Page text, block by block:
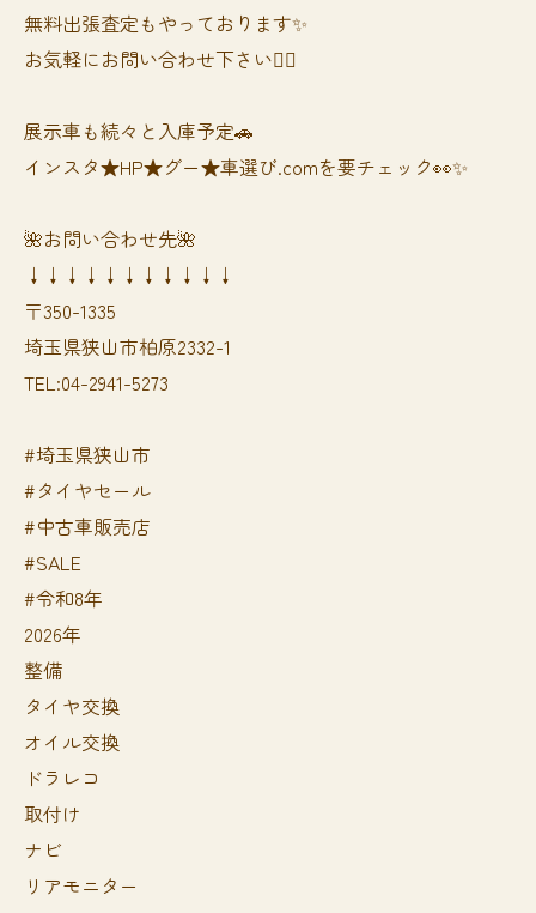
無料出張査定もやっております✨
お気軽にお問い合わせ下さい🙆‍♀️
展示車も続々と入庫予定🚗
インスタ★HP★グー★車選び.comを要チェック👀✨
🌺お問い合わせ先🌺
↓↓↓↓↓↓↓↓↓↓↓
〒350-1335
埼玉県狭山市柏原2332-1
TEL:04-2941-5273
#埼玉県狭山市
#タイヤセール
#中古車販売店
#SALE
#令和8年
2026年
整備
タイヤ交換
オイル交換
ドラレコ
取付け
ナビ
リアモニター